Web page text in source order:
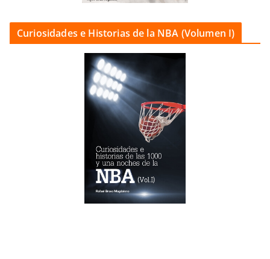
Curiosidades e Historias de la NBA (Volumen I)